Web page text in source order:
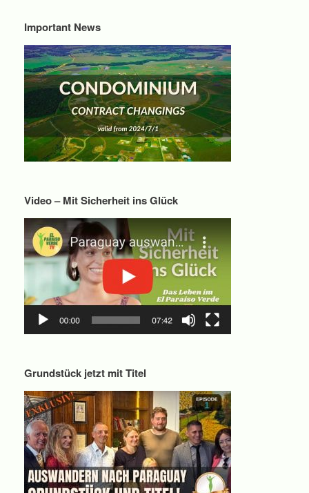
Important News
Video – Mit Sicherheit ins Glück
Grundstück jetzt mit Titel